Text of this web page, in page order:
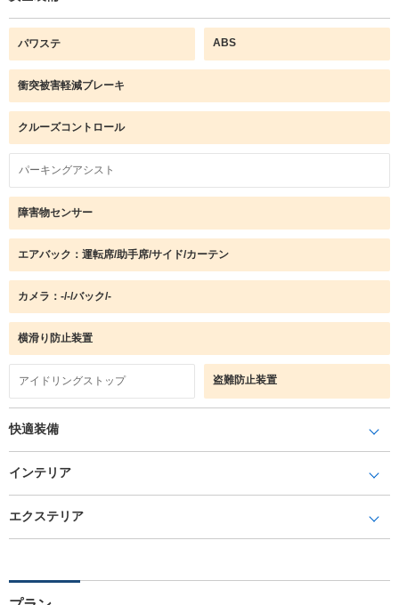
パワステ ABS
衝突被害軽減ブレーキ
クルーズコントロール
パーキングアシスト
障害物センサー
エアバック：運転席/助手席/サイド/カーテン
カメラ：-/-/バック/-
横滑り防止装置
アイドリングストップ 盗難防止装置
快適装備
インテリア
エクステリア